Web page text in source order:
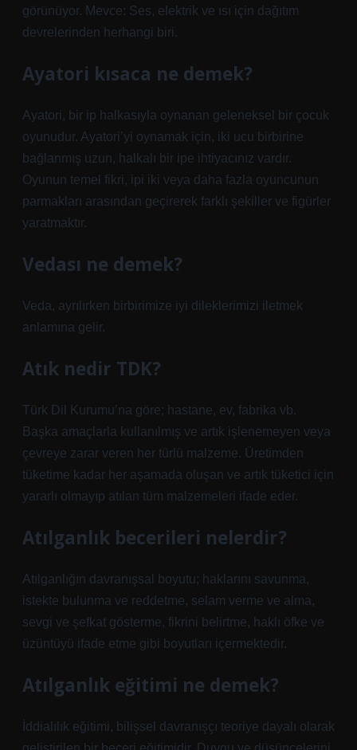
görünüyor. Mevce: Ses, elektrik ve ısı için dağıtım
devrelerinden herhangi biri.
Ayatori kısaca ne demek?
Ayatori, bir ip halkasıyla oynanan geleneksel bir çocuk
oyunudur. Ayatori’yi oynamak için, iki ucu birbirine
bağlanmış uzun, halkalı bir ipe ihtiyacınız vardır.
Oyunun temel fikri, ipi iki veya daha fazla oyuncunun
parmakları arasından geçirerek farklı şekiller ve figürler
yaratmaktır.
Vedası ne demek?
Veda, ayrılırken birbirimize iyi dileklerimizi iletmek
anlamına gelir.
Atık nedir TDK?
Türk Dil Kurumu’na göre; hastane, ev, fabrika vb.
Başka amaçlarla kullanılmış ve artık işlenemeyen veya
çevreye zarar veren her türlü malzeme. Üretimden
tüketime kadar her aşamada oluşan ve artık tüketici için
yararlı olmayıp atılan tüm malzemeleri ifade eder.
Atılganlık becerileri nelerdir?
Atılganlığın davranışsal boyutu; haklarını savunma,
istekte bulunma ve reddetme, selam verme ve alma,
sevgi ve şefkat gösterme, fikrini belirtme, haklı öfke ve
üzüntüyü ifade etme gibi boyutları içermektedir.
Atılganlık eğitimi ne demek?
İddialılık eğitimi, bilişsel davranışçı teoriye dayalı olarak